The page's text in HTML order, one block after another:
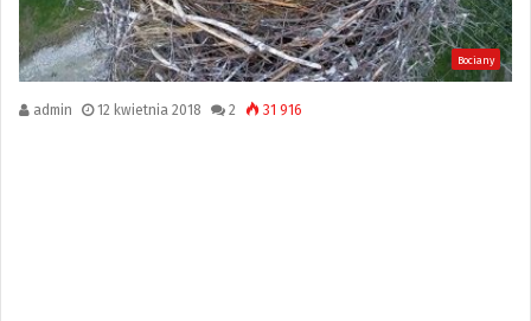
Bociany
admin 12 kwietnia 2018 2 31 916